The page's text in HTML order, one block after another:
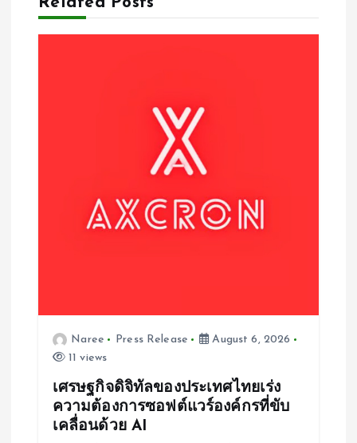
o
Naree Press Release
August 6, 2026
11 views
เศรษฐกิจดิจิทัลของประเทศไทยเร่ง
ความต้องการซอฟต์แวร์องค์กรที่ขับ
เคลื่อนด้วย AI